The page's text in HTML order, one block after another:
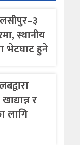
स्थानीय
भेटघाट हुने
र
लागि